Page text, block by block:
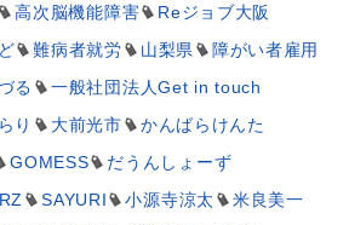
高次脳機能障害
Reジョブ大阪
難病者就労 山梨県
障がい者雇用
る
一般社団法人Get in touch
り 大前光市
かんばらけんた
GOMESS
だうんしょーず
SAYURI 小源寺涼太
米良美一